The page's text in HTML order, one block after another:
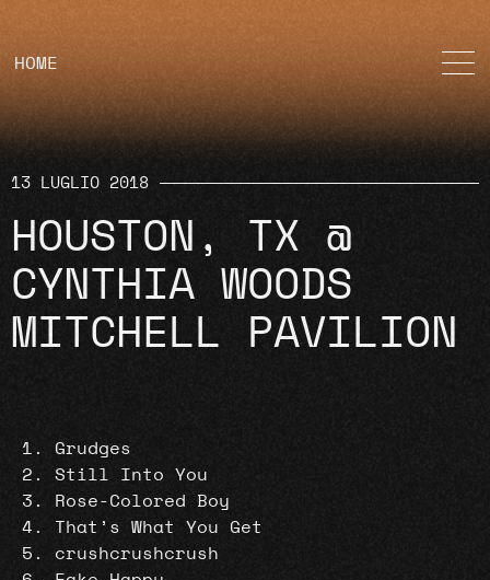
HOME
Grudges
Still Into You
Rose-Colored Boy
That’s What You Get
crushcrushcrush
13 LUGLIO 2018
HOUSTON, TX @
CYNTHIA WOODS
MITCHELL PAVILION